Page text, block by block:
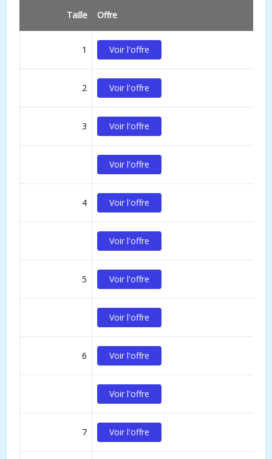
Taille Offre
1 Voir l'offre
2 Voir l'offre
3 Voir l'offre
Voir l'offre
4 Voir l'offre
Voir l'offre
5 Voir l'offre
Voir l'offre
6 Voir l'offre
Voir l'offre
7 Voir l'offre